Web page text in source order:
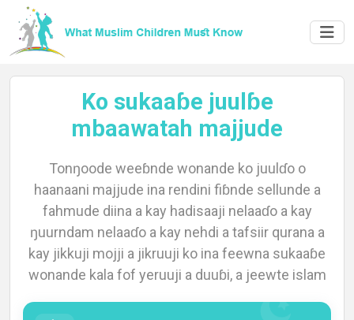
Home
About
Ko sukaaɓe juulɓe
mbaawatah majjude
Tonŋoode weeɓnde wonande ko juulɗo o
haanaani majjude ina rendini fiɓnde sellunde a
fahmude diina a kay hadisaaji nelaaɗo a kay
ŋuurndam nelaaɗo a kay nehdi a tafsiir qurana a
kay jikkuji mojji a jikruuji ko ina feewna sukaaɓe
wonande kala fof yeruuji a duuɓi, a jeewte islam